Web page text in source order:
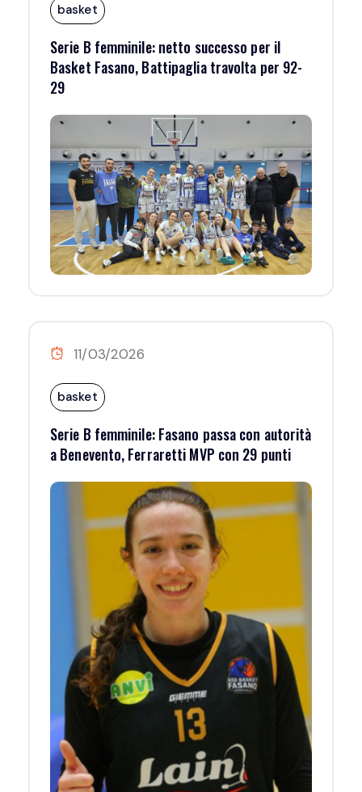
basket
Serie B femminile: netto successo per il
Basket Fasano, Battipaglia travolta per 92-
29
11/03/2026
basket
Serie B femminile: Fasano passa con autorità
a Benevento, Ferraretti MVP con 29 punti